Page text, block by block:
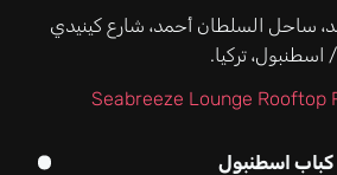
ساحل السلطان أحمد، شارع كينيدي
Seabreeze Lounge Rooftop
اسطنبول